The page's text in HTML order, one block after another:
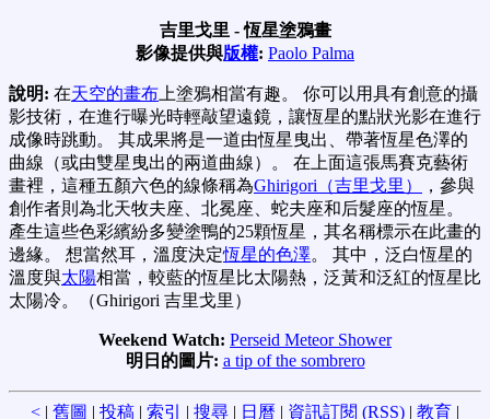
吉里戈里 - 恆星塗鴉畫
影像提供與版權: Paolo Palma
說明: 在天空的畫布 上塗鴉相當有趣。 你可以用具有創意的攝
影技術，在進行曝光時輕敲望遠鏡，讓恆星的點狀光影在進行
成像時跳動。 其成果將是一道由恆星曳出、帶著恆星色澤的
曲線（或由雙星曳出的兩道曲線）。 在上面這張馬賽克藝術
畫裡，這種五顏六色的線條稱為Ghirigori（吉里戈里）
，參與
創作者則為北天牧夫座、北冕座、蛇夫座和后髮座的恆星。
產生這些色彩繽紛多變塗鴨的25顆恆星，其名稱標示在此畫的
邊緣。 想當然耳，溫度決定恆星的色澤。 其中，泛白恆星的
溫度與太陽相當，較藍的恆星比太陽熱，泛黃和泛紅的恆星比
太陽冷。（Ghirigori 吉里戈里）
Weekend Watch: Perseid Meteor Shower
明日的圖片: a tip of the sombrero
< | 舊圖 | 投稿 | 索引 | 搜尋 | 日曆 | 資訊訂閱 (RSS) | 教育 |